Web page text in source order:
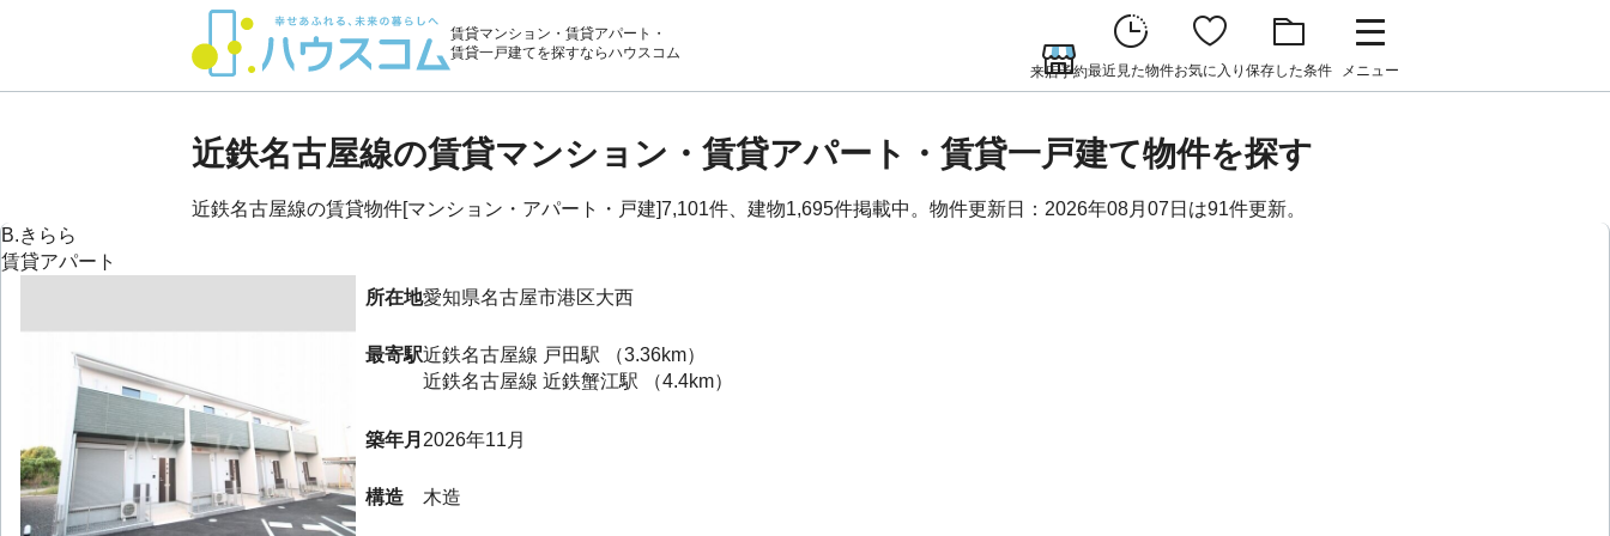
賃貸マンション・賃貸アパート・
賃貸一戸建てを探すならハウスコム
来店予約最近見た物件お気に入り 保存した条件 メニュー
近鉄名古屋線の賃貸マンション・賃貸アパート・賃貸一戸建て物件を探す
近鉄名古屋線の賃貸物件[マンション・アパート・戸建]7,101件、建物1,695件掲載中。物件更新日：2026年08月07日は91件更新。
B.きらら
賃貸アパート
所在地愛知県名古屋市港区大西
最寄駅近鉄名古屋線 戸田駅
（3.36km）
近鉄名古屋線 近鉄蟹江駅 （4.4km）
築年月 2026年11月
構造 木造